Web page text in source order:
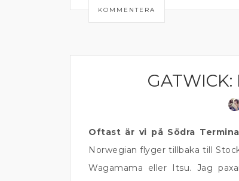
KOMMENTERA
GATWICK:
Oftast är vi på Södra
Norwegian flyger tillbaka till
Wagamama eller Itsu. Jag